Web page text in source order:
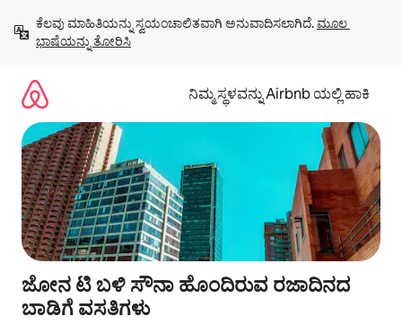
ಹೋಗಿ
ಕೆಲವು ಮಾಹಿತಿಯನ್ನು ಸ್ವಯಂಚಾಲಿತವಾಗಿ ಅನುವಾದಿಸಲಾಗಿದೆ. ಮೂಲ
ಭಾಷೆಯನ್ನು ತೋರಿಸಿ
ನಿಮ್ಮ ಸ್ಥಳವನ್ನು Airbnb ಯಲ್ಲಿ ಹಾಕಿ
ಜೋನ ಟಿ ಬಳಿ ಸೌನಾ ಹೊಂದಿರುವ ರಜಾದಿನದ
ಬಾಡಿಗೆ ವಸತಿಗಳು